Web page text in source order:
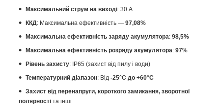
Максимальний струм на виході: 30 А
ККД: Максимальна ефективність — 97,08%
Максимальна ефективність заряду акумулятора: 98,5%
Максимальна ефективність розряду акумулятора: 97%
Рівень захисту: IP65 (захист від пилу і води)
Температурний діапазон: Від -25°C до +60°C
Захист від перенапруги, короткого замикання, зворотної
полярності та інші